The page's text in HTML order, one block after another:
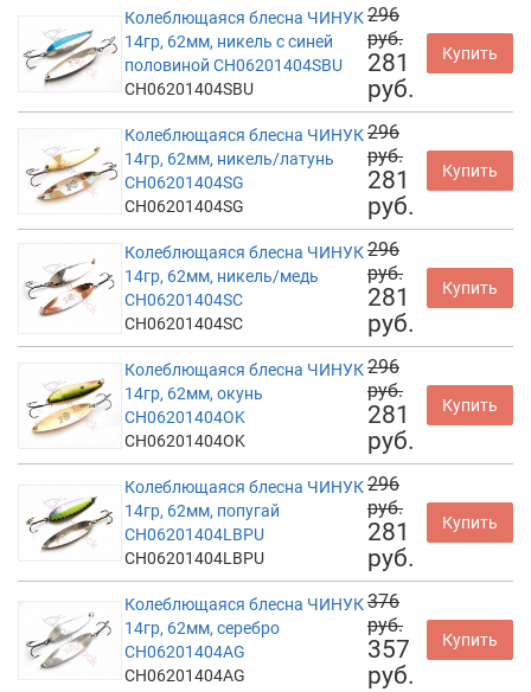
Колеблющаяся блесна ЧИНУК
14гр, 62мм, никель с синей
половиной CH06201404SBU
CH06201404SBU
296
руб.
281
руб.
Купить
Колеблющаяся блесна ЧИНУК
14гр, 62мм, никель/латунь
CH06201404SG
CH06201404SG
296
руб.
281
руб.
Купить
Колеблющаяся блесна ЧИНУК
14гр, 62мм, никель/медь
CH06201404SC
CH06201404SC
296
руб.
281
руб.
Купить
Колеблющаяся блесна ЧИНУК
14гр, 62мм, окунь
CH06201404OK
CH06201404OK
296
руб.
281
руб.
Купить
Колеблющаяся блесна ЧИНУК
14гр, 62мм, попугай
CH06201404LBPU
CH06201404LBPU
296
руб.
281
руб.
Купить
Колеблющаяся блесна ЧИНУК
14гр, 62мм, серебро
CH06201404AG
CH06201404AG
376
руб.
357
руб.
Купить